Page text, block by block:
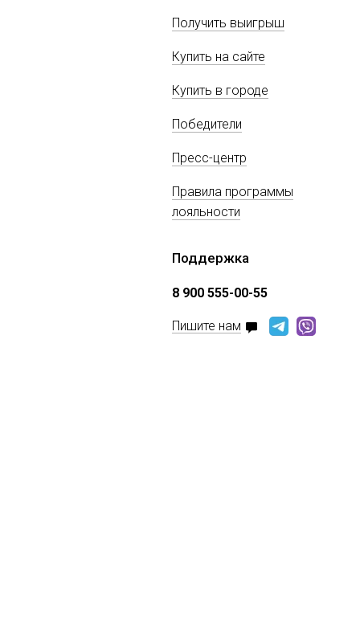
Получить выигрыш
Купить на сайте
Купить в городе
Победители
Пресс-центр
Правила программы
лояльности
Поддержка
8 900 555-00-55
Пишите нам